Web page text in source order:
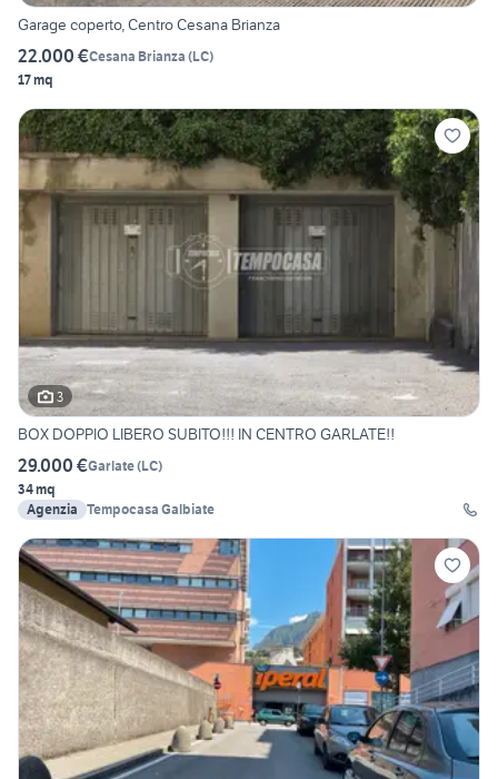
Garage coperto, Centro Cesana Brianza
22.000 €Cesana Brianza (LC)
17 mq
3
BOX DOPPIO LIBERO SUBITO!!! IN CENTRO GARLATE!!
29.000 €Garlate(LC)
34 mq
Agenzia Tempocasa Galbiate